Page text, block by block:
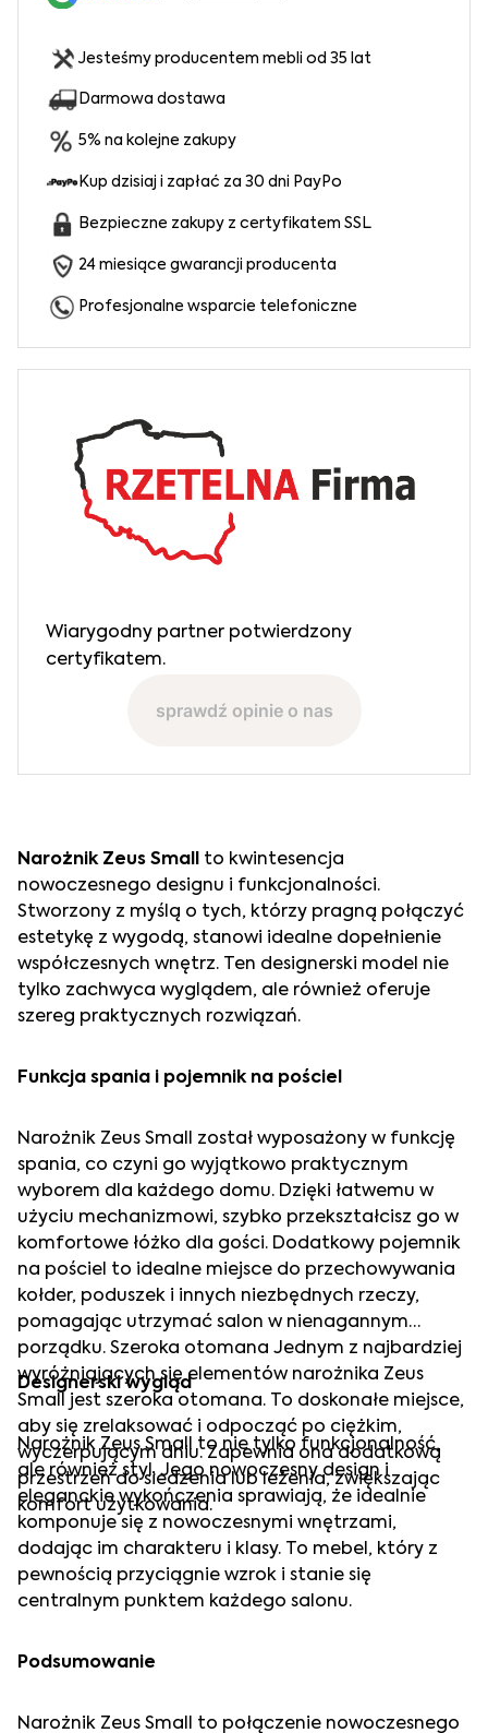
Jesteśmy producentem mebli od 35 lat
Darmowa dostawa
5% na kolejne zakupy
Kup dzisiaj i zapłać za 30 dni PayPo
Bezpieczne zakupy z certyfikatem SSL
24 miesiące gwarancji producenta
Profesjonalne wsparcie telefoniczne
Wiarygodny partner potwierdzony
certyfikatem.
sprawdź opinie o nas
Narożnik Zeus Small
to kwintesencja
nowoczesnego designu i funkcjonalności.
Stworzony z myślą o tych, którzy pragną połączyć
estetykę z wygodą, stanowi idealne dopełnienie
współczesnych wnętrz. Ten designerski model nie
tylko zachwyca wyglądem, ale również oferuje
szereg praktycznych rozwiązań.
Funkcja spania i pojemnik na pościel
Narożnik Zeus Small został wyposażony w funkcję
spania, co czyni go wyjątkowo praktycznym
wyborem dla każdego domu. Dzięki łatwemu w
użyciu mechanizmowi, szybko przekształcisz go w
komfortowe łóżko dla gości. Dodatkowy pojemnik
na pościel to idealne miejsce do przechowywania
kołder, poduszek i innych niezbędnych rzeczy,
pomagając utrzymać salon w nienagannym
porządku. Szeroka otomana Jednym z najbardziej
wyróżniających się elementów narożnika Zeus
Small jest szeroka otomana. To doskonałe miejsce,
aby się zrelaksować i odpocząć po ciężkim,
wyczerpującym dniu. Zapewnia ona dodatkową
przestrzeń do siedzenia lub leżenia, zwiększając
komfort użytkowania.
Designerski wygląd
Narożnik Zeus Small to nie tylko funkcjonalność,
ale również styl. Jego nowoczesny design i
eleganckie wykończenia sprawiają, że idealnie
komponuje się z nowoczesnymi wnętrzami,
dodając im charakteru i klasy. To mebel, który z
pewnością przyciągnie wzrok i stanie się
centralnym punktem każdego salonu.
Podsumowanie
Narożnik Zeus Small to połączenie nowoczesnego